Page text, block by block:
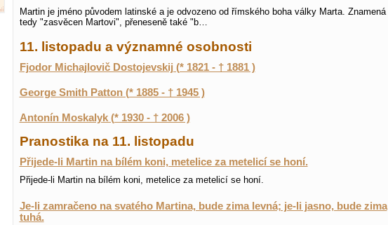
Martin je jméno původem latinské a je odvozeno od římského boha války Marta. Znamená
tedy "zasvěcen Martovi", přeneseně také "b…
11. listopadu a významné osobnosti
Fjodor Michajlovič Dostojevskij (* 1821 - † 1881 )
George Smith Patton (* 1885 - † 1945 )
Antonín Moskalyk (* 1930 - † 2006 )
Pranostika na 11. listopadu
Přijede-li Martin na bílém koni, metelice za metelicí se honí.
Přijede-li Martin na bílém koni, metelice za metelicí se honí.
Je-li zamračeno na svatého Martina, bude zima levná; je-li jasno, bude zima
tuhá.